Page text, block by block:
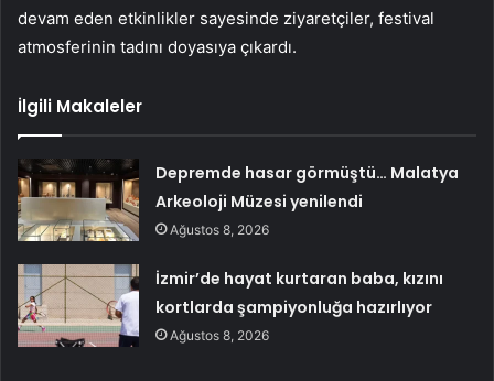
devam eden etkinlikler sayesinde ziyaretçiler, festival
atmosferinin tadını doyasıya çıkardı.
İlgili Makaleler
Depremde hasar görmüştü… Malatya
Arkeoloji Müzesi yenilendi
Ağustos 8, 2026
İzmir’de hayat kurtaran baba, kızını
kortlarda şampiyonluğa hazırlıyor
Ağustos 8, 2026